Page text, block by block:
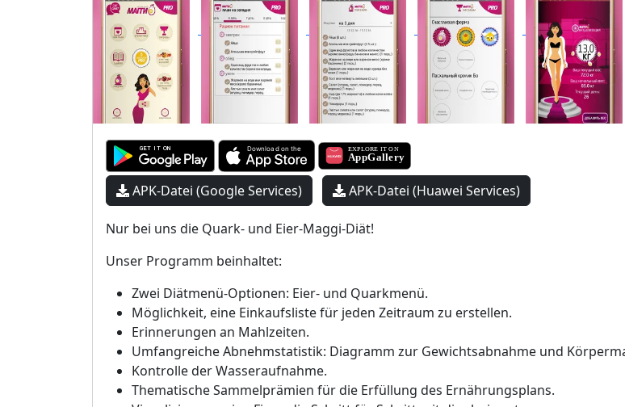
APK-Datei (Google Services) APK-Datei (Huawei Services)
Nur bei uns die Quark- und Eier-Maggi-Diät!
Unser Programm beinhaltet:
Zwei Diätmenü-Optionen: Eier- und Quarkmenü.
Möglichkeit, eine Einkaufsliste für jeden Zeitraum zu erstellen.
Erinnerungen an Mahlzeiten.
Umfangreiche Abnehmstatistik: Diagramm zur Gewichtsabnahme und
Kontrolle der Wasseraufnahme.
Thematische Sammelprämien für die Erfüllung des Ernährungsplans.